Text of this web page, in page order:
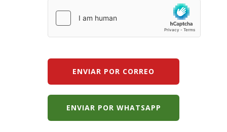
ENVIAR POR CORREO
ENVIAR POR WHATSAPP